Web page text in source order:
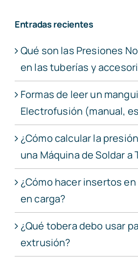
Entradas recientes
Qué son las Presiones
en las tuberías y
Formas de leer un
Electrofusión (manual,
¿Cómo calcular la
una Máquina de Soldar a
¿Cómo hacer insertos
en carga?
¿Qué tobera debo usar
extrusión?